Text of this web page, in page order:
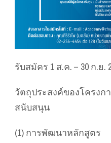
รับสมัคร 1 ส.ค. – 30 ก.ย.
วัตถุประสงค์ของโครงก
สนับสนุน
(1) การพัฒนาหลักสูตร